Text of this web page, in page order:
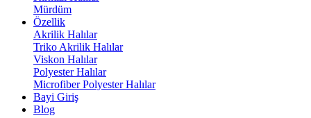
Mürdüm
Özellik
Akrilik Halılar
Triko Akrilik Halılar
Viskon Halılar
Polyester Halılar
Microfiber Polyester Halılar
Bayi Giriş
Blog